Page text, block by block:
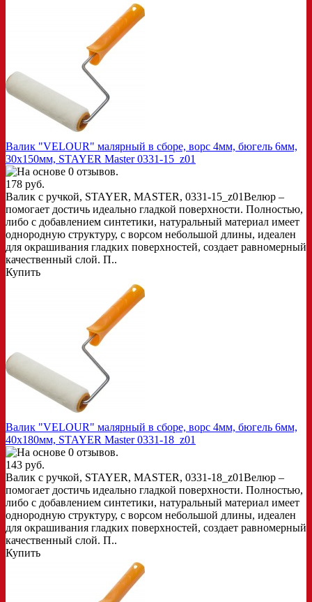
Валик "VELOUR" малярный в сборе, ворс 4мм, бюгель 6мм,
30х150мм, STAYER Master 0331-15_z01
178 руб.
Валик с ручкой, STAYER, MASTER, 0331-15_z01Велюр –
помогает достичь идеально гладкой поверхности. Полностью,
либо с добавлением синтетики, натуральный материал имеет
однородную структуру, с ворсом небольшой длины, идеален
для окрашивания гладких поверхностей, создает равномерный
качественный слой. П..
Купить
Валик "VELOUR" малярный в сборе, ворс 4мм, бюгель 6мм,
40х180мм, STAYER Master 0331-18_z01
143 руб.
Валик с ручкой, STAYER, MASTER, 0331-18_z01Велюр –
помогает достичь идеально гладкой поверхности. Полностью,
либо с добавлением синтетики, натуральный материал имеет
однородную структуру, с ворсом небольшой длины, идеален
для окрашивания гладких поверхностей, создает равномерный
качественный слой. П..
Купить